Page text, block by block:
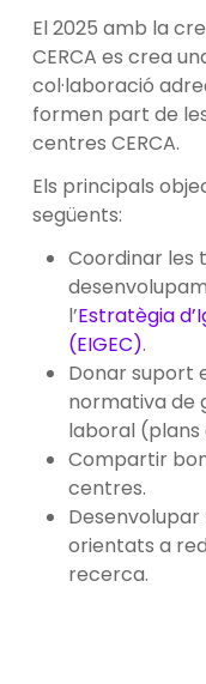
El 2025 amb la
CERCA es crea
col·laboració
formen part de
centres CERCA.
Els principals
següents:
Coordinar les
l’Estratègia
(EIGEC).
Donar suport
normativa de
laboral (plans
Compartir
centres.
orientats a
recerca.